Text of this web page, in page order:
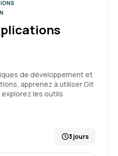
de développement et
apprenez à utiliser Git
les outils
3 jours